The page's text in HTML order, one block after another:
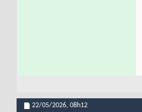
22/05/2026, 08h12